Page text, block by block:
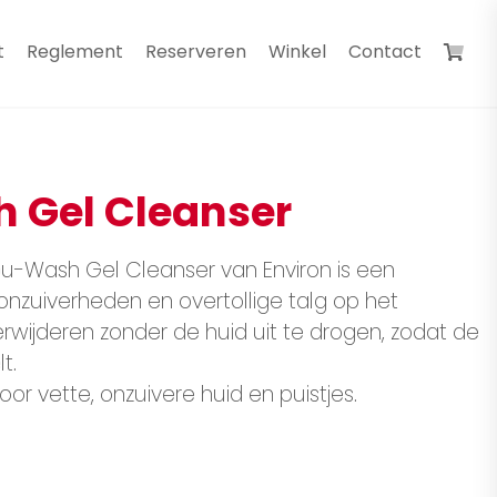
Reglement Reserveren Winkel Contact
Gel Cleanser
Wash Gel Cleanser van Environ is een
en overtollige talg op het
zonder de huid uit te drogen, zodat de
vette, onzuivere huid en puistjes.